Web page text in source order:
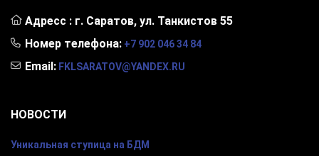
Адресс : г. Саратов, ул. Танкистов 55
Номер телефона: +7 902 046 34 84
Email: FKLSARATOV@YANDEX.RU
НОВОСТИ
Уникальная ступица на БДМ